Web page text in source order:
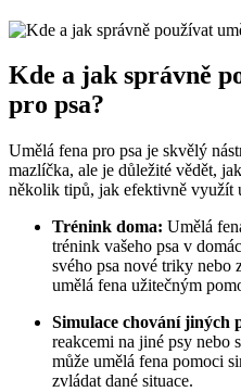
Kde a jak správně
pro psa?
Umělá fena pro psa je skvělý
mazlíčka, ale je důležité vědět,
několik tipů, jak efektivně využít
Trénink doma: Umělá
trénink vašeho psa v
svého psa nové triky nebo
umělá fena užitečným
Simulace chování jiných
reakcemi na jiné psy nebo
může umělá fena pomoci
zvládat dané situace.